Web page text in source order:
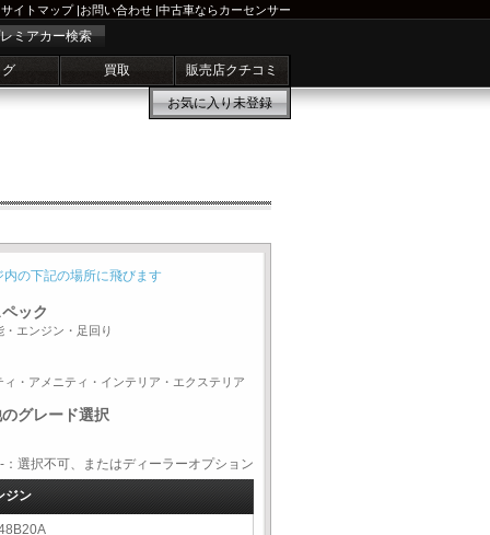
サイトマップ|お問い合わせ |中古車ならカーセンサー
ミアカー検索
買取 販売店クチコミ
お気に入り未登録
内の下記の場所に飛びます
ック
・エンジン・足回り
ィ・アメニティ・インテリア・エクステリア
グレード選択
択不可、またはディーラーオプション
ジン